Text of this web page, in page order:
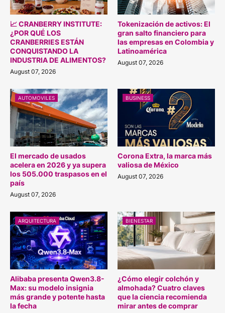
📈 CRANBERRY INSTITUTE:
¿POR QUÉ LOS
CRANBERRIES ESTÁN
CONQUISTANDO LA
INDUSTRIA DE ALIMENTOS?
August 07, 2026
Tokenización de activos: El
gran salto financiero para
las empresas en Colombia y
Latinoamérica
August 07, 2026
AUTOMOVILES
El mercado de usados
acelera en 2026 y ya supera
los 505.000 traspasos en el
país
August 07, 2026
BUSINESS
Corona Extra, la marca más
valiosa de México
August 07, 2026
ARQUITECTURA
Alibaba presenta Qwen3.8-
Max: su modelo insignia
más grande y potente hasta
la fecha
BIENESTAR
¿Cómo elegir colchón y
almohada? Cuatro claves
que la ciencia recomienda
mirar antes de comprar